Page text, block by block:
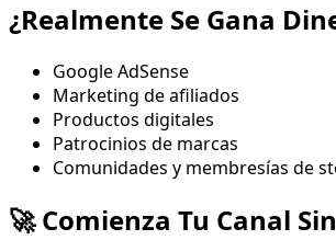
¿Realmente Se Gana
Google AdSense
Marketing de afiliados
Productos digitales
Patrocinios de marcas
Comunidades y membresías de
🚀 Comienza Tu Canal